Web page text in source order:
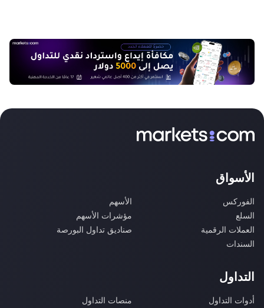
الأسواق
الفوركس
الأسهم
السلع
مؤشرات الأسهم
العملات الرقمية
صناديق تداول البورصة
السندات
التداول
أدوات التداول
منصات التداول